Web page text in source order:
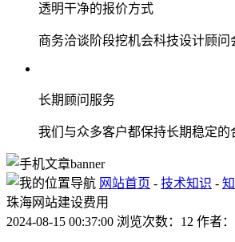
透明干净的报价方式
商务洽谈阶段挖机会科技设计顾
长期顾问服务
我们与众多客户都保持长期稳定
网站首页 - 技术知识 -
珠海网站建设费用
2024-08-15 00:37:00 浏览次数：12 作者